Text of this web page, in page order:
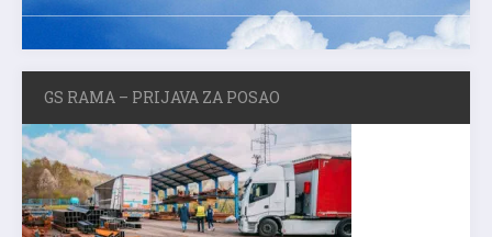
GS RAMA – PRIJAVA ZA POSAO